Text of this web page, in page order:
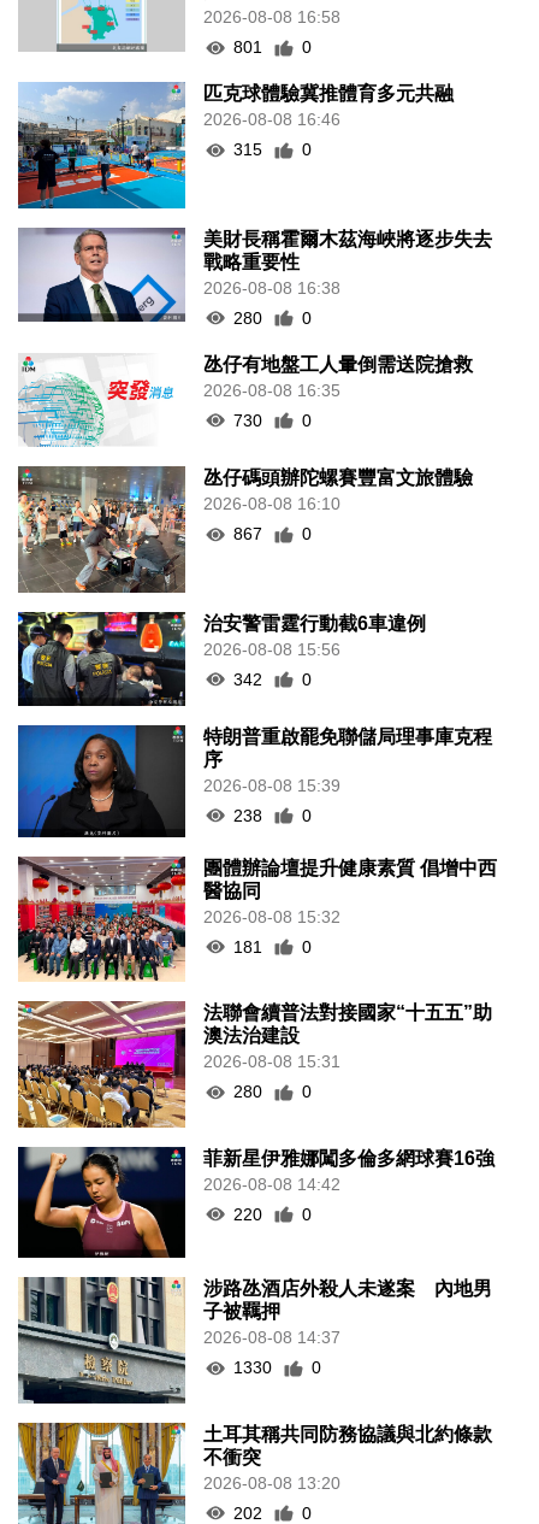
2026-08-08 16:58
801
0
匹克球體驗冀推體育多元共融
2026-08-08 16:46
315
0
美財長稱霍爾木茲海峽將逐步失去
戰略重要性
2026-08-08 16:38
280
0
氹仔有地盤工人暈倒需送院搶救
2026-08-08 16:35
730
0
氹仔碼頭辦陀螺賽豐富文旅體驗
2026-08-08 16:10
867
0
治安警雷霆行動截6車違例
2026-08-08 15:56
342
0
特朗普重啟罷免聯儲局理事庫克程
序
2026-08-08 15:39
238
0
團體辦論壇提升健康素質 倡增中西
醫協同
2026-08-08 15:32
181
0
法聯會續普法對接國家“十五五”助
澳法治建設
2026-08-08 15:31
280
0
菲新星伊雅娜闖多倫多網球賽16強
2026-08-08 14:42
220
0
涉路氹酒店外殺人未遂案 內地男
子被羈押
2026-08-08 14:37
1330
0
土耳其稱共同防務協議與北約條款
不衝突
2026-08-08 13:20
202
0